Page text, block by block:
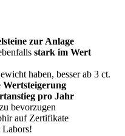
zur Anlage
stark im Wert
haben, besser ab 3 ct.
Wertsteigerung
pro Jahr
bevorzugen
auf Zertifikate
Labors!